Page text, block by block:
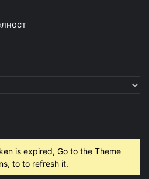
is expired, Go to the Theme
to to refresh it.